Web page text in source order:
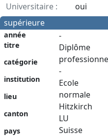
Universitaire :
oui
supérieure
année
titre
catégorie
institution
lieu
canton
pays
-
Diplôme
-
Ecole
normale
Hitzkirch
LU
Suisse